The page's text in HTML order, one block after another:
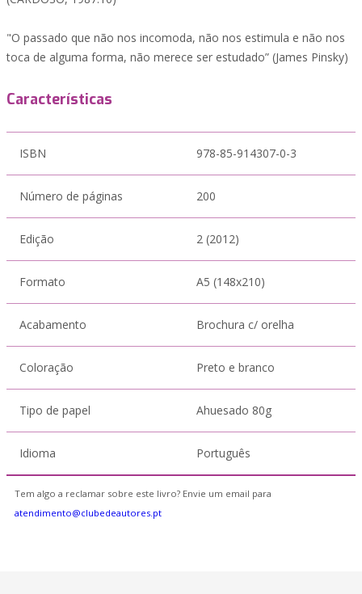
"O passado que não nos incomoda, não nos estimula e não nos
toca de alguma forma, não merece ser estudado” (James Pinsky)
Características
ISBN 978-85-914307-0-3
Número de páginas 200
Edição 2 (2012)
Formato A5 (148x210)
Acabamento Brochura c/ orelha
Coloração Preto e branco
Tipo de papel Ahuesado 80g
Idioma Português
Tem algo a reclamar sobre este livro? Envie um email para
atendimento@clubedeautores.pt